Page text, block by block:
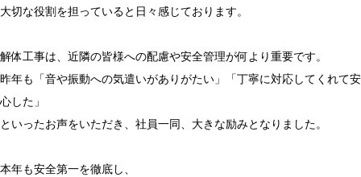
大切な役割を担っていると日々感じております。
解体工事は、近隣の皆様への配慮や安全管理が何より重要です。
昨年も「音や振動への気遣いがありがたい」「丁寧に対応してくれて安
心した」
といったお声をいただき、社員一同、大きな励みとなりました。
本年も安全第一を徹底し、